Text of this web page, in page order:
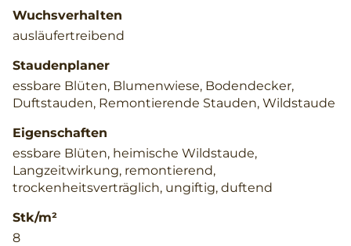
Wuchsverhalten
ausläufertreibend
Staudenplaner
essbare Blüten, Blumenwiese, Bodendecker,
Duftstauden, Remontierende Stauden, Wildstaude
Eigenschaften
essbare Blüten, heimische Wildstaude,
Langzeitwirkung, remontierend,
trockenheitsverträglich, ungiftig, duftend
Stk/m²
8